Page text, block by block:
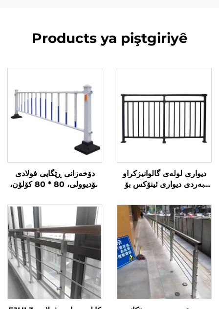
Products ya piştgiriyê
دۆخەزانی ڕێگایی فولادی
مۆدیوولی، 80 * 80 کۆلۆن،
ڕووناکی لەگەڵ سیستەمی
کۆنکرێتکردنی بە تیژی، ئاسان
بۆ دابەزێن و نوێکردنەوە
دیواری لولەی گالوانیزکراو
بەردی دیواری ئینۆکس بۆ
مەڕەبەجێکانی مۆدێرن